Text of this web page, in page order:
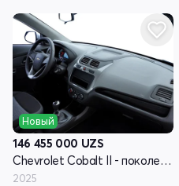
Новый
146 455 000 UZS
Chevrolet Cobalt II - поколение рестайлинг
2025